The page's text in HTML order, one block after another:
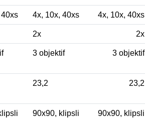
4х, 10х, 40хs 4х, 10х, 40хs
2x 2x
3 objektif 3 objektif
23,2 23,2
90x90, klipsli 90x90, klipsli